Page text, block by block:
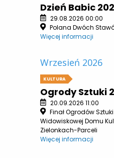
Dzień Babic
29.08.2026 00:00
Polana Dwóch
Więcej informacji
Wrzesień 2026
KULTURA
Ogrody Sztuki
20.09.2026 11:00
Finał Ogrodów
Widowiskowej Domu
Zielonkach-Parceli
Więcej informacji